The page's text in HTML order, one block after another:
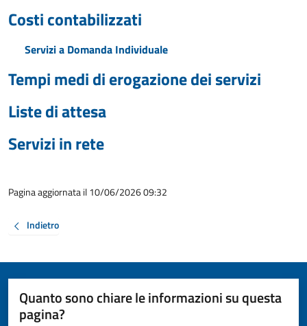
Costi contabilizzati
Servizi a Domanda Individuale
Tempi medi di erogazione dei servizi
Liste di attesa
Servizi in rete
Pagina aggiornata il 10/06/2026 09:32
Indietro
Quanto sono chiare le informazioni su questa
pagina?